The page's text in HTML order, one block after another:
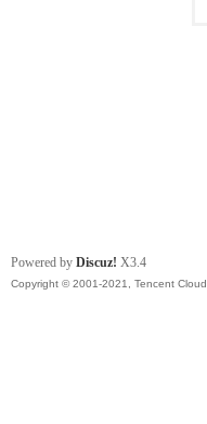
Powered by Discuz! X3.4
Copyright © 2001-2021, Tencent Cloud.